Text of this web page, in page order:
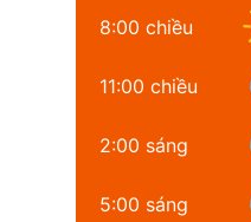
8:00 chiều
11:00 chiều
2:00 sáng
5:00 sáng